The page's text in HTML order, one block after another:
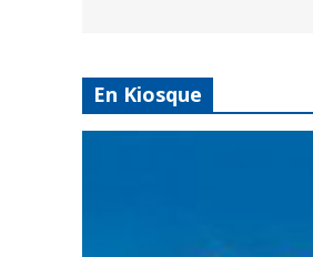
En Kiosque